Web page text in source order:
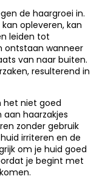
de haargroei in.
opleveren, kan
leiden tot
ontstaan wanneer
van naar buiten.
resulterend in
het niet goed
haarzakjes
zonder gebruik
irriteren en de
om je huid goed
je begint met